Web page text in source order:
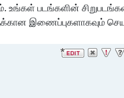
உங்கள் படங்களின்
இணைப்புகளாகவும்